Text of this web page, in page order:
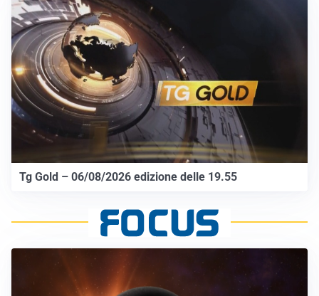
Tg Gold – 06/08/2026 edizione delle 19.55